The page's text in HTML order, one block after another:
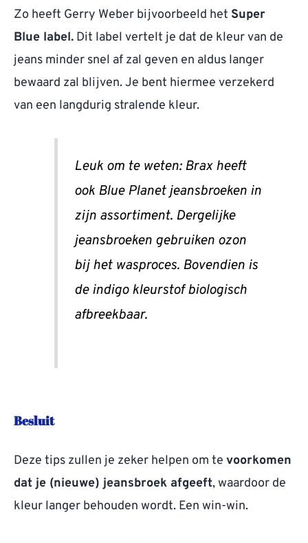
Zo heeft Gerry Weber bijvoorbeeld het Super
Blue label. Dit label vertelt je dat de kleur van de
jeans minder snel af zal geven en aldus langer
bewaard zal blijven. Je bent hiermee verzekerd
van een langdurig stralende kleur.
Leuk om te weten: Brax heeft
ook Blue Planet jeansbroeken in
zijn assortiment. Dergelijke
jeansbroeken gebruiken ozon
bij het wasproces. Bovendien is
de indigo kleurstof biologisch
afbreekbaar.
Besluit
Deze tips zullen je zeker helpen om te voorkomen
dat je (nieuwe) jeansbroek afgeeft, waardoor de
kleur langer behouden wordt. Een win-win.